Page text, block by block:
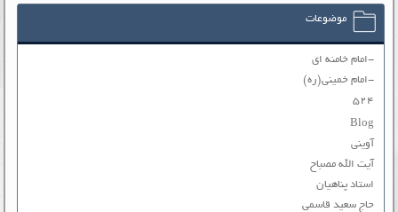
موضوعات
-امام خامنه ای
-امام خمینی(ره)
۵۲۴
Blog
آوینی
آیت الله مصباح
استاد پناهیان
حاج سعید قاسمی